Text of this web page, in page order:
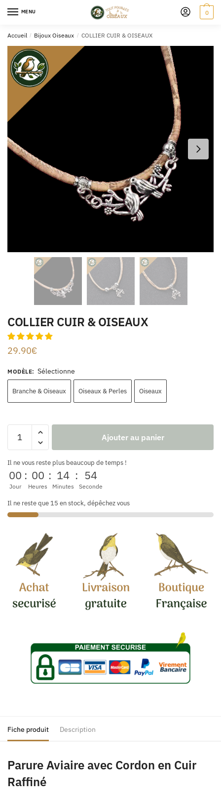
MENU 0
Accueil / Bijoux Oiseaux / COLLIER CUIR & OISEAUX
COLLIER CUIR & OISEAUX
29.90€
MODÈLE: Sélectionne
Branche & Oiseaux Oiseaux & Perles Oiseaux
Ajouter au panier
Il ne vous reste plus beaucoup de temps !
00
Jour
: 00
Heures
: 14
Minutes
: 53
Seconde
Il ne reste que 15 en stock, dépêchez vous
Fiche produit Description
Parure Aviaire avec Cordon en Cuir
Raffiné